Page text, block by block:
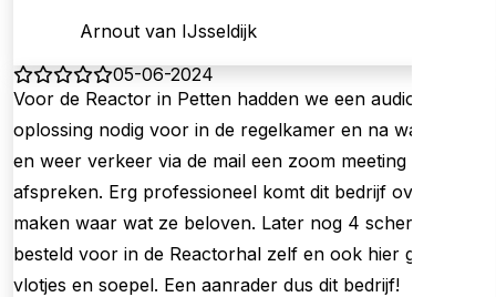
Arnout van IJsseldijk
05-06-2024
Voor de Reactor in Petten hadden we een audiovisuele
oplossing nodig voor in de regelkamer en na wat heen
en weer verkeer via de mail een zoom meeting kunnen
afspreken. Erg professioneel komt dit bedrijf over en
maken waar wat ze beloven. Later nog 4 schermen na
besteld voor in de Reactorhal zelf en ook hier ging alles
vlotjes en soepel. Een aanrader dus dit bedrijf!